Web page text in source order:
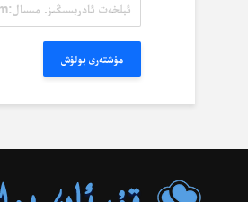
ئادرېسىڭىز.
مۇشتەرى بولۇش